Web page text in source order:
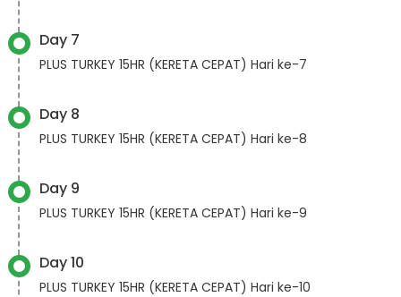
Day 7
PLUS TURKEY 15HR (KERETA CEPAT) Hari ke-7
Day 8
PLUS TURKEY 15HR (KERETA CEPAT) Hari ke-8
Day 9
PLUS TURKEY 15HR (KERETA CEPAT) Hari ke-9
Day 10
PLUS TURKEY 15HR (KERETA CEPAT) Hari ke-10